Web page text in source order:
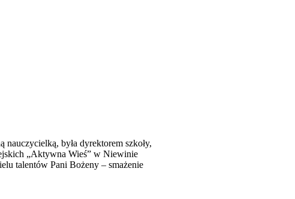
była dyrektorem szkoły,
„Aktywna Wieś” w Niewinie
talentów Pani Bożeny – smażenie